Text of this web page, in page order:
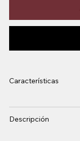
Características
Descripción